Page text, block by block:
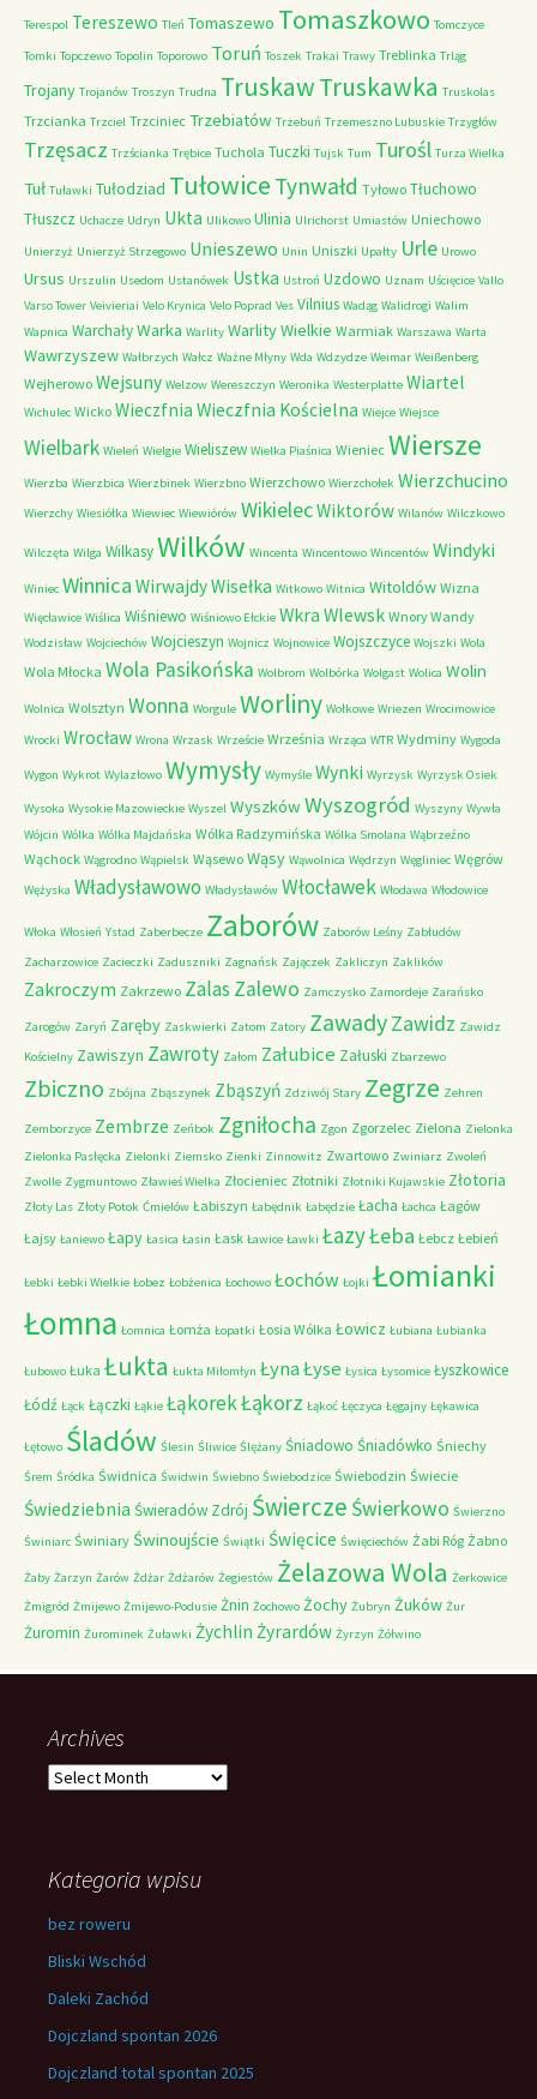
Terespol Tereszewo Tleń Tomaszewo Tomaszkowo Tomczyce
Tomki Topczewo Topolin Toporowo Toruń Toszek Trakai Trawy Treblinka Trląg
Trojany Trojanów Troszyn Trudna TruskawTruskawka Truskolas
Trzcianka Trzciel Trzciniec Trzebiatów Trzebuń Trzemeszno Lubuskie Trzygłów
Trzęsacz Trzścianka Trębice Tuchola Tuczki Tujsk Tum Turośl Turza Wielka
Tuł Tuławki Tułodziad Tułowice Tynwałd Tyłowo Tłuchowo
Tłuszcz Uchacze Udryn Ukta Ulikowo Ulinia Ulrichorst Umiastów Uniechowo
Unierzyż Unierzyż Strzegowo Unieszewo Unin Uniszki Upałty Urle Urowo
Ursus Urszulin Usedom Ustanówek Ustka Ustroń Uzdowo Uznam Uścięcice Vallo
Varso Tower Veivieriai Velo Krynica Velo Poprad Ves Vilnius Wadąg Walidrogi Walim
Wapnica WarchałyWarka Warlity Warlity Wielkie Warmiak Warszawa Warta
Wawrzyszew Wałbrzych Wałcz Ważne Młyny Wda Wdzydze Weimar Weißenberg
Wejherowo Wejsuny Welzow Wereszczyn Weronika Westerplatte Wiartel
Wichulec Wicko Wieczfnia Wieczfnia Kościelna Wiejce Wiejsce
Wielbark Wieleń Wielgie Wieliszew Wielka Piaśnica Wieniec Wiersze
Wierzba Wierzbica Wierzbinek Wierzbno Wierzchowo Wierzchołek Wierzchucino
Wierzchy Wiesiółka Wiewiec Wiewiórów WikielecWiktorów Wilanów Wilczkowo
Wilczęta Wilga WilkasyWilków Wincenta Wincentowo Wincentów Windyki
Winiec Winnica WirwajdyWisełka Witkowo Witnica Witoldów Wizna
Więcławice Wiślica Wiśniewo Wiśniowo Ełckie Wkra Wlewsk Wnory Wandy
Wodzisław Wojciechów Wojcieszyn Wojnicz Wojnowice Wojszczyce Wojszki Wola
Wola Młocka Wola Pasikońska Wolbrom Wolbórka Wolgast Wolica Wolin
Wolnica Wolsztyn Wonna Worgule Worliny Wołkowe Wriezen Wrocimowice
Wrocki Wrocław Wrona Wrzask Wrzeście Września Wrząca WTR Wydminy Wygoda
Wygon Wykrot Wylazłowo Wymysły Wymyśle Wynki Wyrzysk Wyrzysk Osiek
Wysoka Wysokie Mazowieckie Wyszel WyszkówWyszogród Wyszyny Wywła
Wójcin Wólka Wólka Majdańska Wólka Radzymińska Wólka Smolana Wąbrzeźno
Wąchock Wągrodno Wąpielsk Wąsewo Wąsy Wąwolnica Wędrzyn Węgliniec Węgrów
Wężyska Władysławowo Władysławów Włocławek Włodawa Włodowice
Włoka Włosień Ystad Zaberbecze Zaborów Zaborów Leśny Zabłudów
Zacharzowice Zacieczki Zaduszniki Zagnańsk Zajączek Zakliczyn Zaklików
Zakroczym Zakrzewo ZalasZalewo Zamczysko Zamordeje Zarańsko
Zarogów Zaryń Zaręby Zaskwierki Zatom Zatory ZawadyZawidz Zawidz
Kościelny Zawiszyn Zawroty Załom Załubice Załuski Zbarzewo
Zbiczno Zbójna Zbąszynek Zbąszyń Zdziwój Stary Zegrze Zehren
Zemborzyce Zembrze Zeńbok Zgniłocha Zgon Zgorzelec Zielona Zielonka
Zielonka Pasłęcka Zielonki Ziemsko Zienki Zinnowitz Zwartowo Zwiniarz Zwoleń
Zwolle Zygmuntowo Zławieś Wielka Złocieniec Złotniki Złotniki Kujawskie Złotoria
Złoty Las Złoty Potok Ćmielów Łabiszyn Łabędnik Łabędzie Łacha Łachca Łagów
Łajsy Łaniewo Łapy Łasica Łasin Łask Ławice Ławki ŁazyŁeba Łebcz Łebień
Łebki Łebki Wielkie Łobez Łobżenica Łochowo Łochów Łojki Łomianki
Łomna Łomnica Łomża Łopatki Łosia Wólka Łowicz Łubiana Łubianka
Łubowo Łuka Łukta Łukta Miłomłyn ŁynaŁyse Łysica Łysomice Łyszkowice
Łódź Łąck Łączki Łąkie ŁąkorekŁąkorz Łąkoć Łęczyca Łęgajny Łękawica
Łętowo Śladów Ślesin Śliwice Ślężany Śniadowo Śniadówko Śniechy
Śrem Śródka Świdnica Świdwin Świebno Świebodzice Świebodzin Świecie
Świedziebnia Świeradów Zdrój Świercze Świerkowo Świerzno
Świniarc Świniary Świnoujście Świątki Święcice Święciechów Żabi Róg Żabno
Żaby Żarzyn Żarów Żdżar Żdżarów Żegiestów Żelazowa Wola Żerkowice
Żmigród Żmijewo Żmijewo-Podusie Żnin Żochowo Żochy Żubryn Żuków Żur
Żuromin Żurominek Żuławki Żychlin Żyrardów Żyrzyn Żółwino
Archives
Archives
Kategoria wpisu
bez roweru
Bliski Wschód
Daleki Zachód
Dojczland spontan 2026
Dojczland total spontan 2025